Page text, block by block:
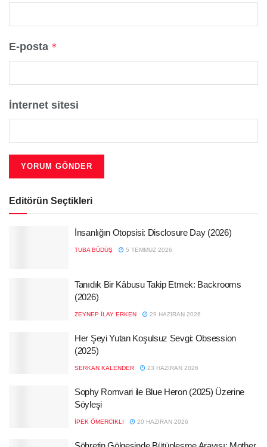
E-posta *
İnternet sitesi
Editörün Seçtikleri
İnsanlığın Otopsisi: Disclosure Day (2026)
TUBA BÜDÜŞ 5 TEMMUZ 2026
Tanıdık Bir Kâbusu Takip Etmek: Backrooms
(2026)
ZEYNEP İLAY ERKEN 29 HAZIRAN 2026
Her Şeyi Yutan Koşulsuz Sevgi: Obsession
(2025)
SERKAN KALENDER 23 HAZIRAN 2026
Sophy Romvari ile Blue Heron (2025) Üzerine
Söyleşi
İPEK ÖMERCIKLI 20 HAZIRAN 2026